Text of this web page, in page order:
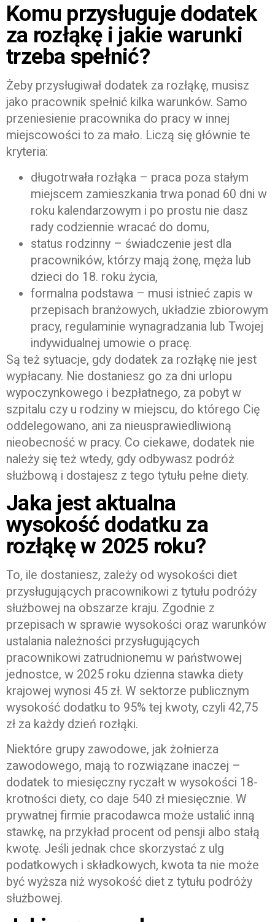
Komu przysługuje dodatek
za rozłąkę i jakie warunki
trzeba spełnić?
Żeby przysługiwał dodatek za rozłąkę, musisz
jako pracownik spełnić kilka warunków. Samo
przeniesienie pracownika do pracy w innej
miejscowości to za mało. Liczą się głównie te
kryteria:
długotrwała rozłąka – praca poza stałym
miejscem zamieszkania trwa ponad 60 dni w
roku kalendarzowym i po prostu nie dasz
rady codziennie wracać do domu,
status rodzinny – świadczenie jest dla
pracowników, którzy mają żonę, męża lub
dzieci do 18. roku życia,
formalna podstawa – musi istnieć zapis w
przepisach branżowych, układzie zbiorowym
pracy, regulaminie wynagradzania lub Twojej
indywidualnej umowie o pracę.
Są też sytuacje, gdy dodatek za rozłąkę nie jest
wypłacany. Nie dostaniesz go za dni urlopu
wypoczynkowego i bezpłatnego, za pobyt w
szpitalu czy u rodziny w miejscu, do którego Cię
oddelegowano, ani za nieusprawiedliwioną
nieobecność w pracy. Co ciekawe, dodatek nie
należy się też wtedy, gdy odbywasz podróż
służbową i dostajesz z tego tytułu pełne diety.
Jaka jest aktualna
wysokość dodatku za
rozłąkę w 2025 roku?
To, ile dostaniesz, zależy od wysokości diet
przysługujących pracownikowi z tytułu podróży
służbowej na obszarze kraju. Zgodnie z
przepisach w sprawie wysokości oraz warunków
ustalania należności przysługujących
pracownikowi zatrudnionemu w państwowej
jednostce, w 2025 roku dzienna stawka diety
krajowej wynosi 45 zł. W sektorze publicznym
wysokość dodatku to 95% tej kwoty, czyli 42,75
zł za każdy dzień rozłąki.
Niektóre grupy zawodowe, jak żołnierza
zawodowego, mają to rozwiązane inaczej –
dodatek to miesięczny ryczałt w wysokości 18-
krotności diety, co daje 540 zł miesięcznie. W
prywatnej firmie pracodawca może ustalić inną
stawkę, na przykład procent od pensji albo stałą
kwotę. Jeśli jednak chce skorzystać z ulg
podatkowych i składkowych, kwota ta nie może
być wyższa niż wysokość diet z tytułu podróży
służbowej.